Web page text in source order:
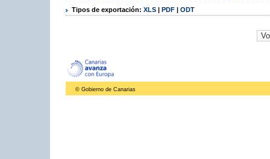
Tipos de exportación: XLS | PDF | ODT
© Gobierno de Canarias